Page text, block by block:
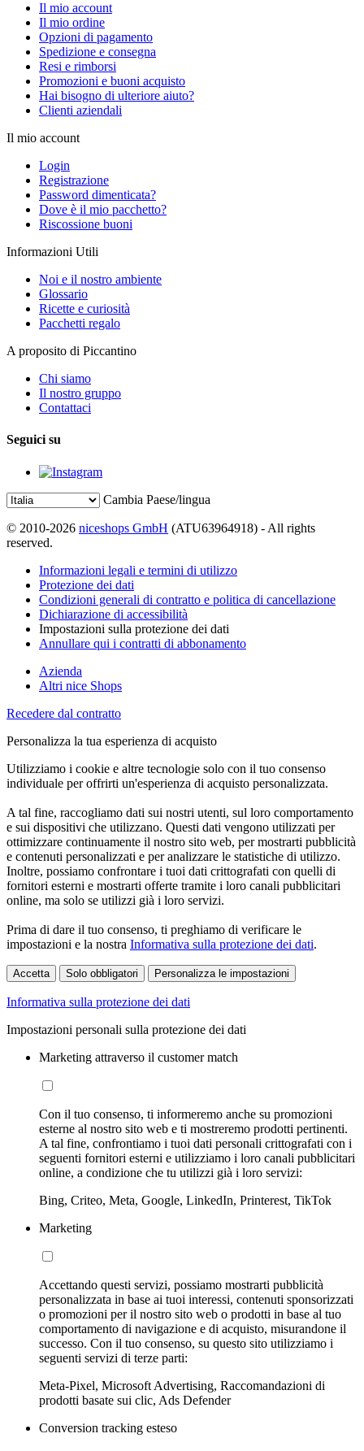
Il mio account
Il mio ordine
Opzioni di pagamento
Spedizione e consegna
Resi e rimborsi
Promozioni e buoni acquisto
Hai bisogno di ulteriore aiuto?
Clienti aziendali
Il mio account
Login
Registrazione
Password dimenticata?
Dove è il mio pacchetto?
Riscossione buoni
Informazioni Utili
Noi e il nostro ambiente
Glossario
Ricette e curiosità
Pacchetti regalo
A proposito di Piccantino
Chi siamo
Il nostro gruppo
Contattaci
Seguici su
Cambia Paese/lingua
© 2010-2026 niceshops GmbH (ATU63964918) - All rights
reserved.
Informazioni legali e termini di utilizzo
Protezione dei dati
Condizioni generali di contratto e politica di cancellazione
Dichiarazione di accessibilità
Impostazioni sulla protezione dei dati
Annullare qui i contratti di abbonamento
Azienda
Altri nice Shops
Recedere dal contratto
Personalizza la tua esperienza di acquisto
Utilizziamo i cookie e altre tecnologie solo con il tuo consenso
individuale per offrirti un'esperienza di acquisto personalizzata.
A tal fine, raccogliamo dati sui nostri utenti, sul loro comportamento
e sui dispositivi che utilizzano. Questi dati vengono utilizzati per
ottimizzare continuamente il nostro sito web, per mostrarti pubblicità
e contenuti personalizzati e per analizzare le statistiche di utilizzo.
Inoltre, possiamo confrontare i tuoi dati crittografati con quelli di
fornitori esterni e mostrarti offerte tramite i loro canali pubblicitari
online, ma solo se utilizzi già i loro servizi.
Prima di dare il tuo consenso, ti preghiamo di verificare le
impostazioni e la nostra Informativa sulla protezione dei dati.
Accetta Solo obbligatori Personalizza le impostazioni
Informativa sulla protezione dei dati
Impostazioni personali sulla protezione dei dati
Marketing attraverso il customer match
Con il tuo consenso, ti informeremo anche su promozioni
esterne al nostro sito web e ti mostreremo prodotti pertinenti.
A tal fine, confrontiamo i tuoi dati personali crittografati con i
seguenti fornitori esterni e utilizziamo i loro canali pubblicitari
online, a condizione che tu utilizzi già i loro servizi:
Bing, Criteo, Meta, Google, LinkedIn, Printerest, TikTok
Marketing
Accettando questi servizi, possiamo mostrarti pubblicità
personalizzata in base ai tuoi interessi, contenuti sponsorizzati
o promozioni per il nostro sito web o prodotti in base al tuo
comportamento di navigazione e di acquisto, misurandone il
successo. Con il tuo consenso, su questo sito utilizziamo i
seguenti servizi di terze parti:
Meta-Pixel, Microsoft Advertising, Raccomandazioni di
prodotti basate sui clic, Ads Defender
Conversion tracking esteso